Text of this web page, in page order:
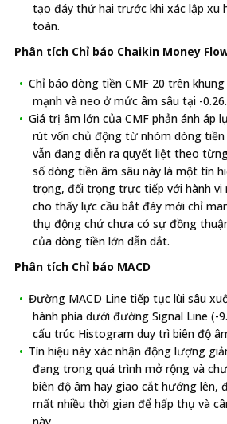
tạo đáy thứ hai trước khi xác lập xu
toàn.
Phân tích Chỉ báo Chaikin Money
Chỉ báo dòng tiền CMF 20 trên
mạnh và neo ở mức âm sâu tại -0.26.
Giá trị âm lớn của CMF phản ánh áp
rút vốn chủ động từ nhóm dòng
vẫn đang diễn ra quyết liệt theo
số dòng tiền âm sâu này là một tín
trọng, đối trọng trực tiếp với hành vi
cho thấy lực cầu bắt đáy mới chỉ
thụ động chứ chưa có sự đồng
của dòng tiền lớn dẫn dắt.
Phân tích Chỉ báo MACD
Đường MACD Line tiếp tục lùi sâu
hành phía dưới đường Signal Line (-
cấu trúc Histogram duy trì biên độ
Tín hiệu này xác nhận động lượng
đang trong quá trình mở rộng và
biên độ âm hay giao cắt hướng lên,
mất nhiều thời gian để hấp thụ và